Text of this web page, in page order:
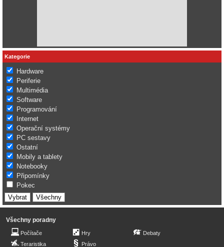
Kategorie
Hardware
Periferie
Multimédia
Software
Programování
Internet
Operační systémy
PC sestavy
Ostatní
Mobily a tablety
Notebooky
Připomínky
Pokec
Všechny poradny
Počítače
Teraristika
Hry
Právo
Debaty